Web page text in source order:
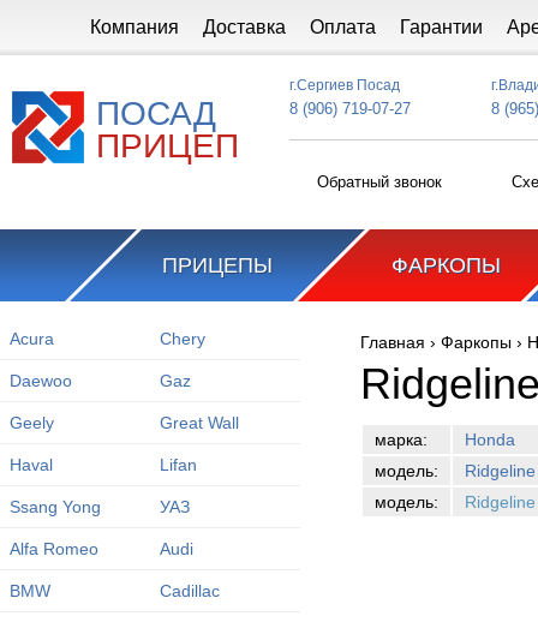
Компания Доставка Оплата Гарантии
ПОСАД
ПРИЦЕП
г.Сергиев Посад
8 (906) 719-07-27 8
Обратный звонок
ПРИЦЕПЫ ФАРКОПЫ
Acura Chery
Daewoo Gaz
Geely Great Wall
Haval Lifan
Ssang Yong УАЗ
Alfa Romeo Audi
BMW Cadillac
Вы здесь
Главная › Фаркопы ›
марка:
Honda
модель:
Ridgeline
модель: